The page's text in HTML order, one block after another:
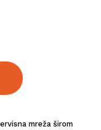
mreža širom